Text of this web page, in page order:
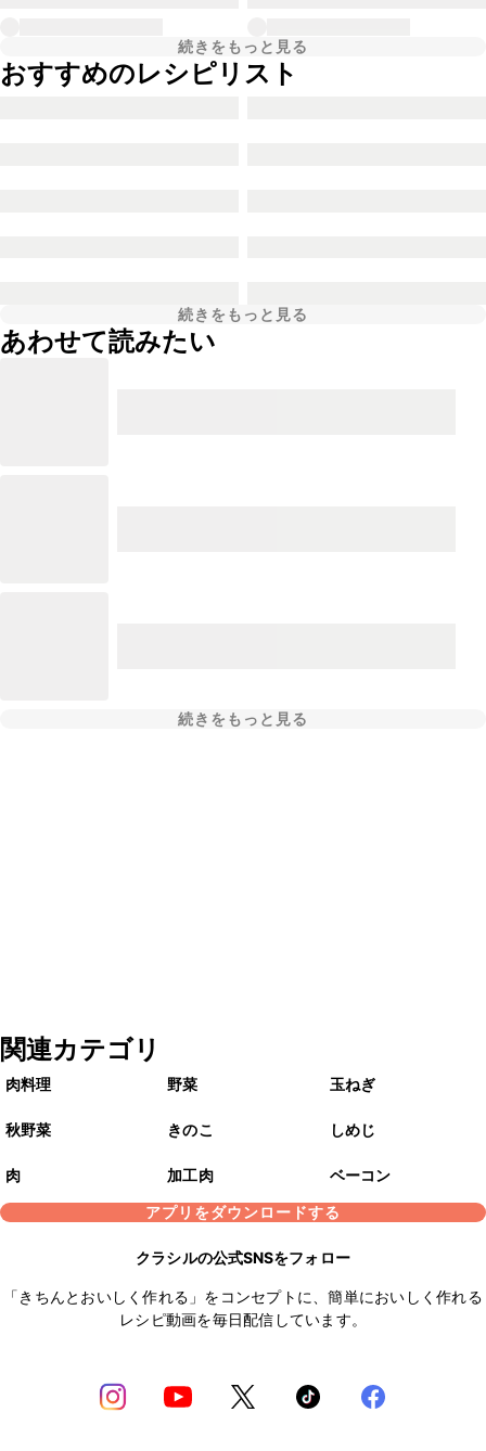
続きをもっと見る
おすすめのレシピリスト
続きをもっと見る
あわせて読みたい
続きをもっと見る
関連カテゴリ
肉料理 野菜 玉ねぎ
秋野菜 きのこ しめじ
肉 加工肉
ベーコン
アプリをダウンロードする
クラシルの公式SNSをフォロー
「きちんとおいしく作れる」をコンセプトに、簡単においしく作れる
レシピ動画を毎日配信しています。